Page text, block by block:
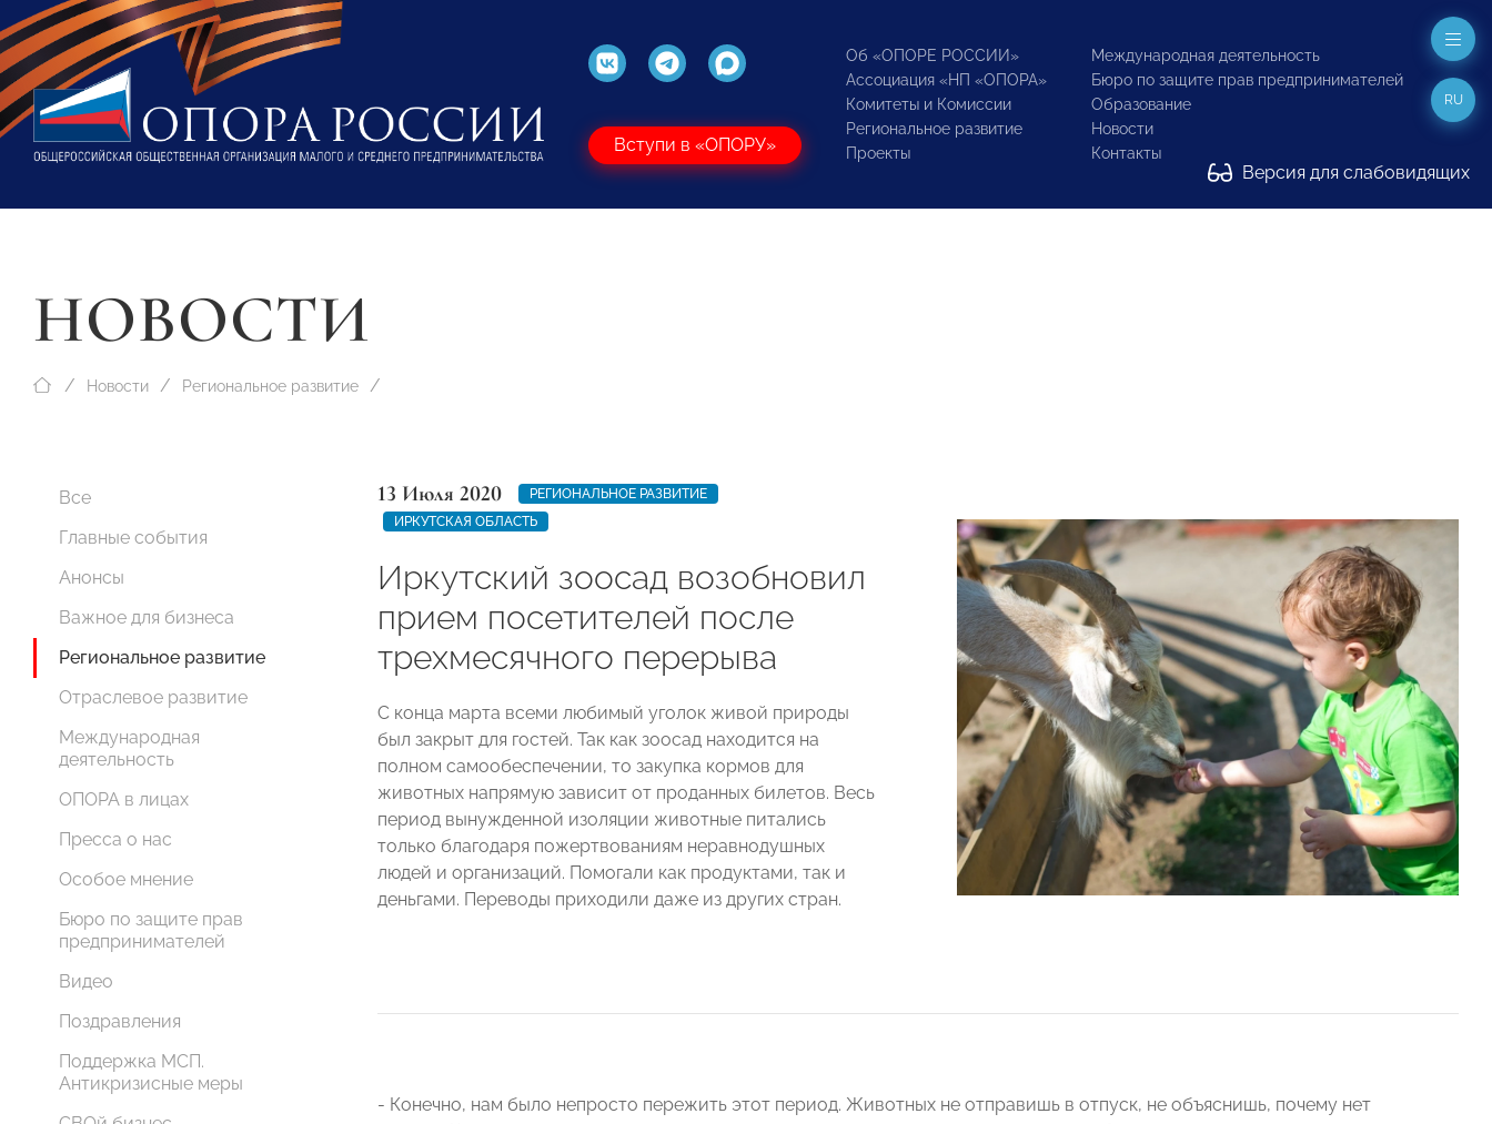
Вступи в «ОПОРУ»
Об «ОПОРЕ РОССИИ»
Ассоциация «НП «ОПОРА»
Комитеты и Комиссии
Региональное развитие
Проекты
Международная деятельность
Бюро по защите прав предпринимателей
Образование
Новости
Контакты
Версия для слабовидящих
RU
НОВОСТИ
Новости Региональное развитие
Все
Главные события
Анонсы
Важное для бизнеса
Региональное развитие
Отраслевое развитие
Международная
деятельность
ОПОРА в лицах
Пресса о нас
Особое мнение
Бюро по защите прав
предпринимателей
Видео
Поздравления
Поддержка МСП.
Антикризисные меры
13 Июля 2020
РЕГИОНАЛЬНОЕ РАЗВИТИЕ
ИРКУТСКАЯ ОБЛАСТЬ
Иркутский зоосад возобновил
прием посетителей после
трехмесячного перерыва
С конца марта всеми любимый уголок живой природы
был закрыт для гостей. Так как зоосад находится на
полном самообеспечении, то закупка кормов для
животных напрямую зависит от проданных билетов. Весь
период вынужденной изоляции животные питались
только благодаря пожертвованиям неравнодушных
людей и организаций. Помогали как продуктами, так и
деньгами. Переводы приходили даже из других стран.
- Конечно, нам было непросто пережить этот период. Животных не отправишь в отпуск, не объяснишь, почему нет